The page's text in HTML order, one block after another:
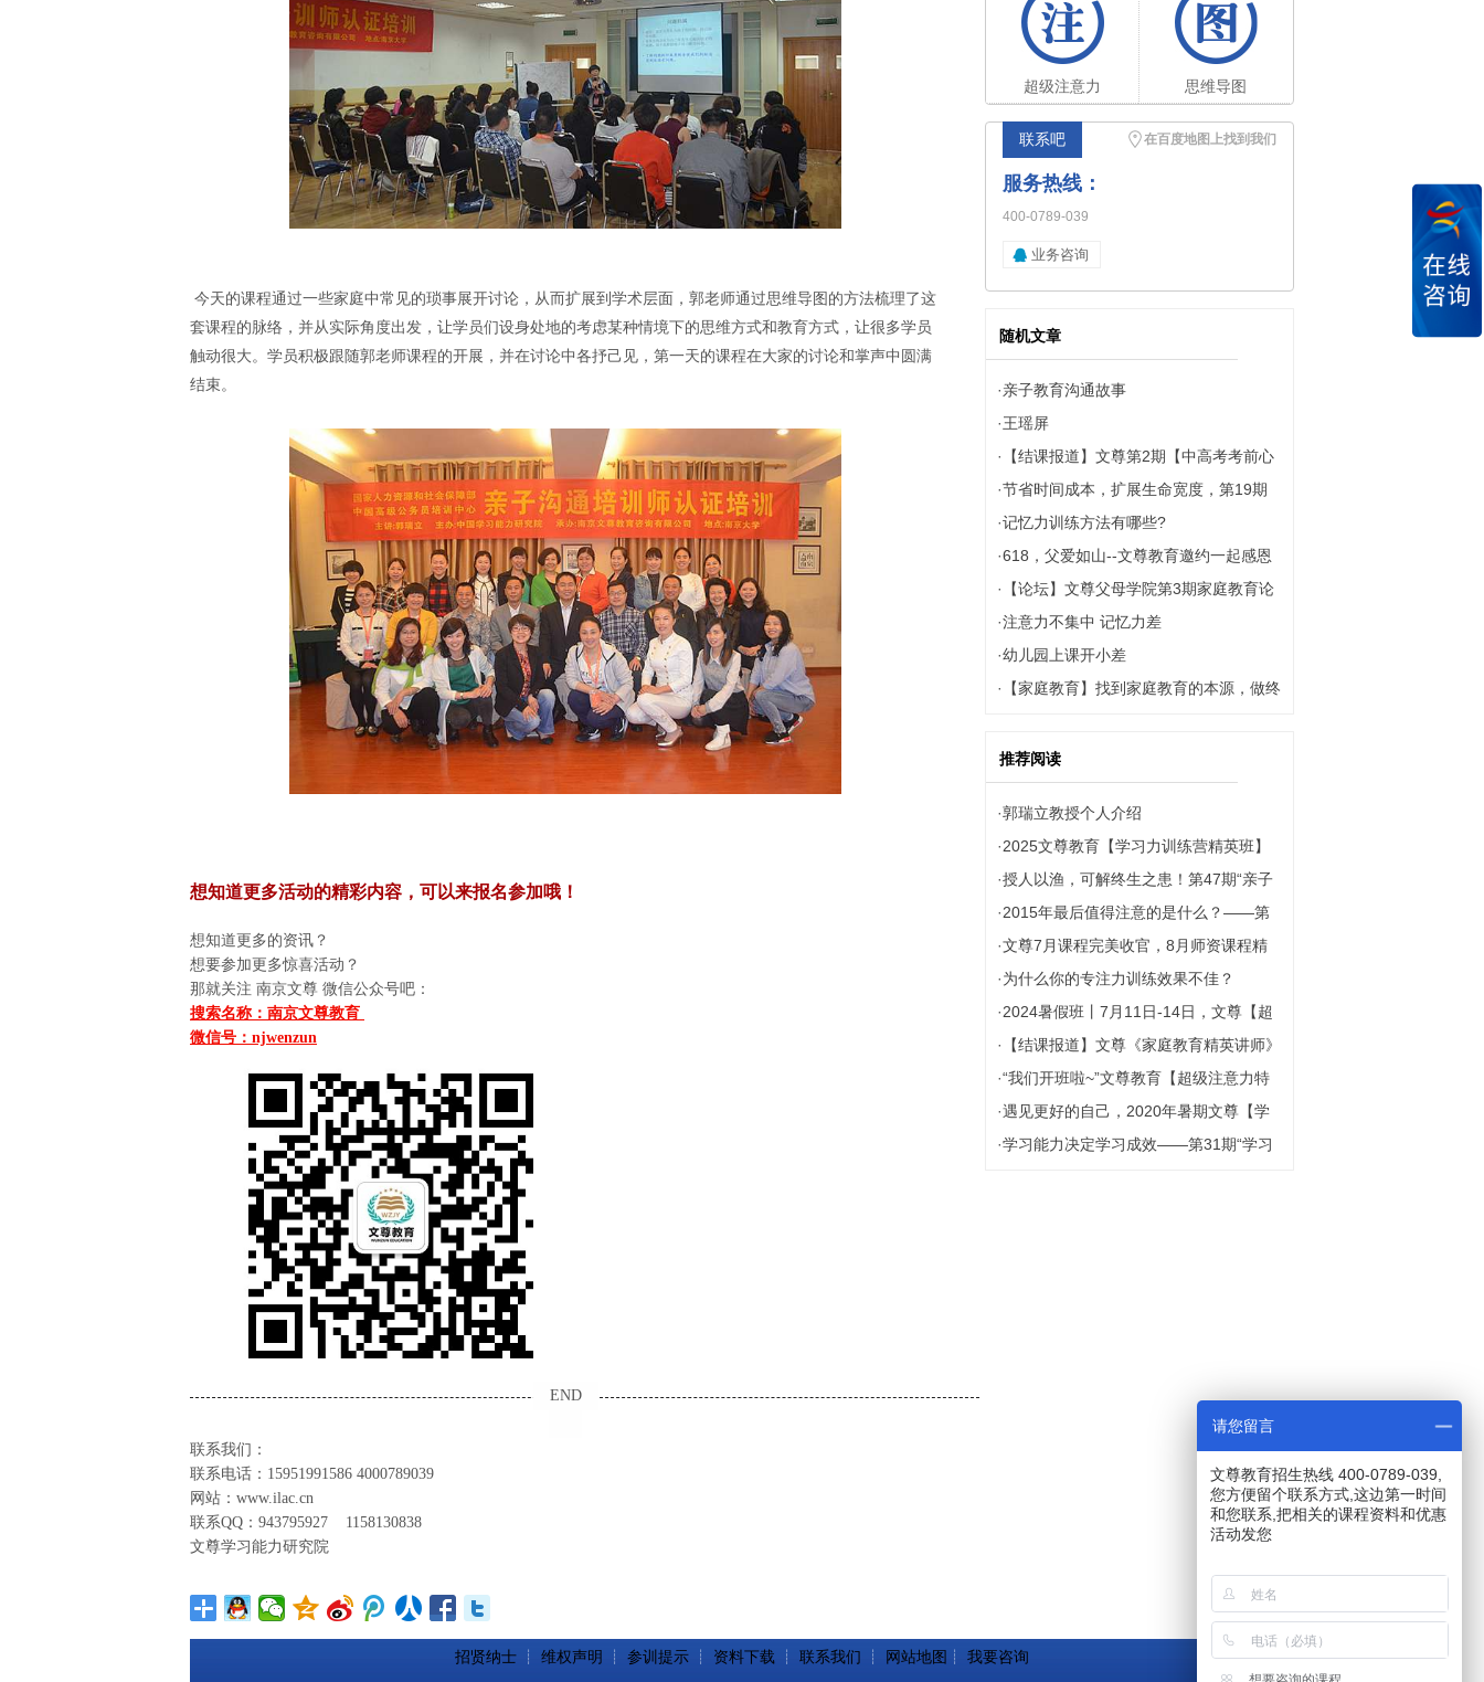
今天的课程通过一些家庭中常见的琐事展开讨论，从而扩展到学术层面，郭老师通过思维导图的方法梳理了这
套课程的脉络，并从实际角度出发，让学员们设身处地的考虑某种情境下的思维方式和教育方式，让很多学员
触动很大。学员积极跟随郭老师课程的开展，并在讨论中各抒己见，第一天的课程在大家的讨论和掌声中圆满
结束。
想知道更多活动的精彩内容，可以来报名参加哦！
想知道更多的资讯？
想要参加更多惊喜活动？
那就关注 南京文尊 微信公众号吧：
搜索名称：南京文尊教育
微信号：njwenzun
END
联系我们：
联系电话：15951991586 4000789039
网站：www.ilac.cn
联系QQ：943795927 1158130838
文尊学习能力研究院
超级注意力 思维导图
联系吧 在百度地图上找到我们
服务热线：
400-0789-039
业务咨询
随机文章
·亲子教育沟通故事
·王瑶屏
·
【结课报道】文尊第2期【中高考考前心
理强化辅导特训班】师资课程圆满结课
啦！
·节省时间成本，扩展生命宽度，第19期
【全脑快速阅读】课程在南京大学圆满落
幕
·记忆力训练方法有哪些?
·618，父爱如山--文尊教育邀约一起感恩
父亲
· 【论坛】文尊父母学院第3期家庭教育论
坛2月6日在线举办
·注意力不集中 记忆力差
·幼儿园上课开小差
·
【家庭教育】找到家庭教育的本源，做终
推荐阅读
·郭瑞立教授个人介绍
·2025文尊教育【学习力训练营精英班】
圆满结营！少年们收获了“会学习” 的核心
能力
·授人以渔，可解终生之患！第47期“亲子
沟通培训师”课程在南京大学圆满落幕！
·2015年最后值得注意的是什么？——第
18期注意力训练师（师资班）课程圆满结
束！
·文尊7月课程完美收官，8月师资课程精
彩继续
·为什么你的专注力训练效果不佳？
·2024暑假班丨7月11日-14日，文尊【超
级注意力特训班】火热招生中！在玩中让
孩子告别拖拉、粗心、坐不住！
· 【结课报道】文尊《家庭教育精英讲师》
课程圆满结课！
·“我们开班啦~”文尊教育【超级注意力特
训班】顺利开课！
·遇见更好的自己，2020年暑期文尊【学
习力夏令营】在南京欢乐结营！
·学习能力决定学习成效——第31期“学习
招贤纳士 ┊ 维权声明 ┊ 参训提示 ┊ 资料下载 ┊ 联系我们 ┊ 网站地图 ┊ 我要咨询
请您留言
文尊教育招生热线 400-0789-039,
您方便留个联系方式,这边第一时间
和您联系,把相关的课程资料和优惠
活动发您